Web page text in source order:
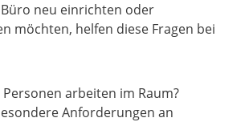
neu einrichten oder
möchten, helfen diese Fragen bei
Personen arbeiten im Raum?
Anforderungen an